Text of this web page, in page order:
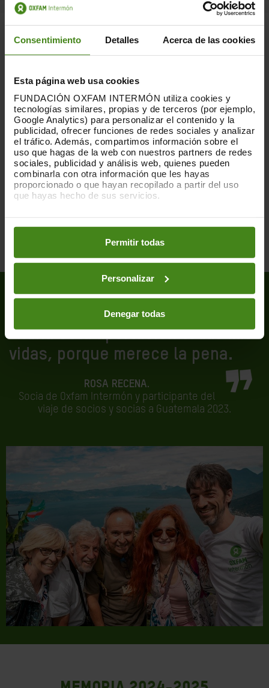
Consentimiento Detalles Acerca de las cookies
Esta página web usa cookies
FUNDACIÓN OXFAM INTERMÓN utiliza cookies y
tecnologías similares, propias y de terceros (por ejemplo,
Google Analytics) para personalizar el contenido y la
publicidad, ofrecer funciones de redes sociales y analizar
el tráfico. Además, compartimos información sobre el
uso que hagas de la web con nuestros partners de redes
sociales, publicidad y análisis web, quienes pueden
combinarla con otra información que les hayas
proporcionado o que hayan recopilado a partir del uso
que hayas hecho de sus servicios.
preferencias accediendo a nuestraPolítica de Cookieso
en los botones facilitados a continuación:
Permitir todas
Personalizar
Denegar todas
VISITA NUESTROS PROYECTOS
Cada año ofrecemos, a las personas que nos apoyan
como socias o donantes, la posibilidad de viajar a
uno de los países donde trabajamos y conocer
nuestros proyectos de primera mano. Durante dos
años también ofrecimos estos viajes al personal
voluntario, un colectivo fundamental para nuestra
organización.
“Haría esta aportación todas mis
vidas, porque merece la pena.
ROSA RECENA.
Socia de Oxfam Intermón y participante del
viaje de socios y socias a Guatemala 2023.